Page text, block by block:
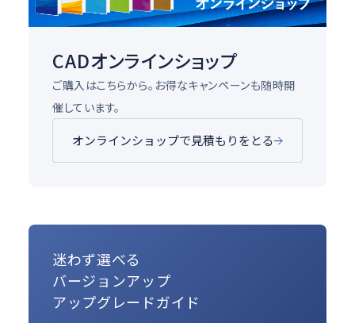
CADオンラインショップ
ご購入はこちらから。お得なキャンペーンも随時開
催しています。
オンラインショップで見積もりをとる
迷わず選べる
バージョンアップ
アップグレードガイド